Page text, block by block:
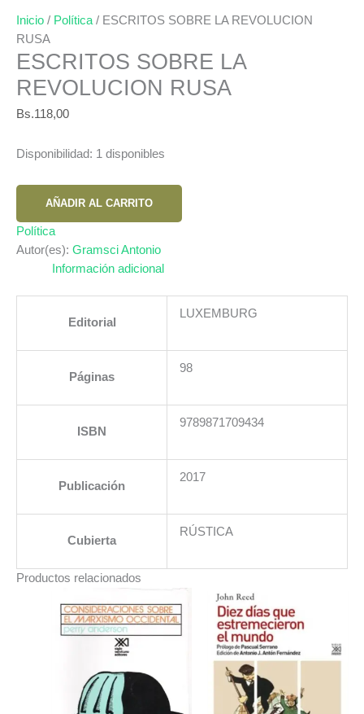
Inicio / Política / ESCRITOS SOBRE LA REVOLUCION
RUSA
ESCRITOS SOBRE LA
REVOLUCION RUSA
Bs.118,00
Disponibilidad: 1 disponibles
ESCRITOS
SOBRE
LA
REVOLUCION
AÑADIR AL CARRITO
Política
Autor(es): Gramsci Antonio
Información adicional
Editorial
LUXEMBURG
Páginas
98
ISBN
9789871709434
Publicación
2017
Cubierta
RÚSTICA
Productos relacionados